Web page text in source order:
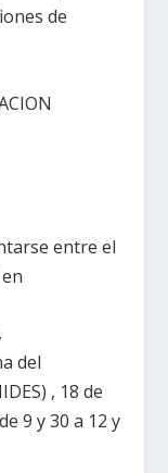
de
entre el
del
, 18 de
9 y 30 a 12 y